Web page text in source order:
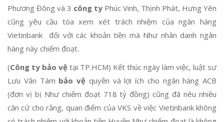
Phương Đông và 3 công ty Phúc Vinh, Thịnh Phát, Hưng Yên
cũng yêu cầu tòa xem xét trách nhiệm của ngân hàng
Vietinbank đối với các khoản tiền mà Như nhân danh ngân
hàng này chiếm đoạt.
(Công ty bảo vệ tại TP.HCM) Kết thúc ngày làm việc, luật sư
Lưu Văn Tám bảo vệ quyền và lợi ích cho ngân hàng ACB
(đơn vị bị Như chiếm đoạt 718 tỷ đồng) cũng đã nêu nhiều
căn cứ cho rằng, quan điểm của VKS về việc Vietinbank không